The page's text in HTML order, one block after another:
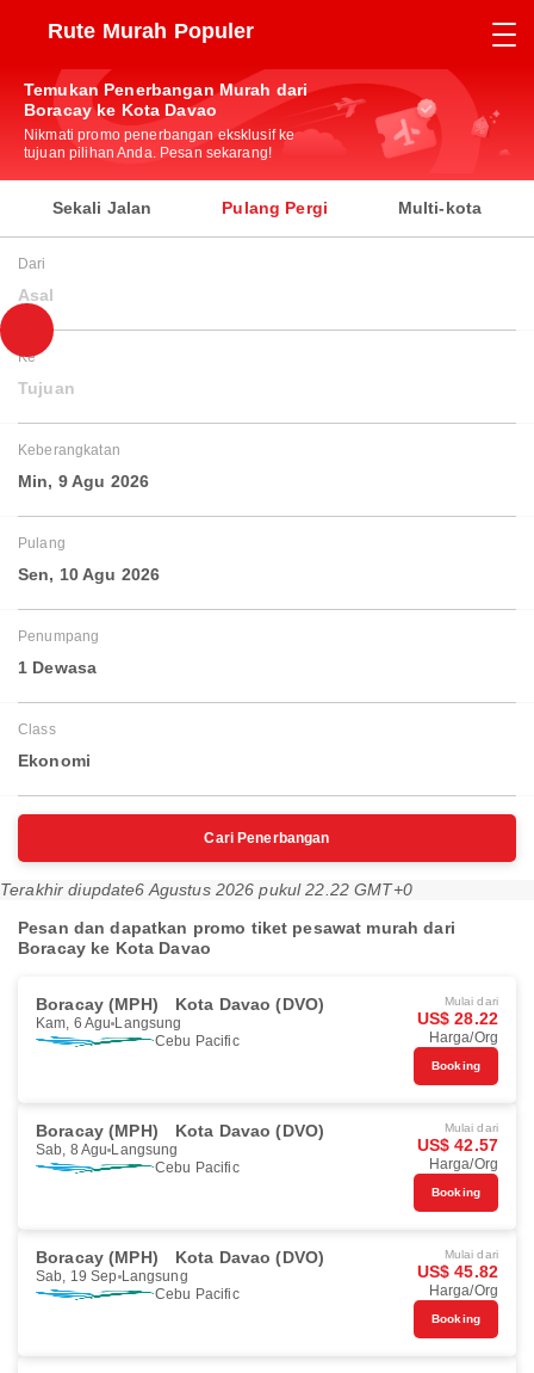
Rute Murah Populer
Temukan Penerbangan Murah dari
Boracay ke Kota Davao
Nikmati promo penerbangan eksklusif ke
tujuan pilihan Anda. Pesan sekarang!
Sekali Jalan Pulang Pergi Multi-kota
Dari
Asal
Ke
Tujuan
Keberangkatan
Min, 9 Agu 2026
Pulang
Sen, 10 Agu 2026
Penumpang
1 Dewasa
Class
Ekonomi
Cari Penerbangan
Terakhir diupdate6 Agustus 2026 pukul 22.22 GMT+0
Pesan dan dapatkan promo tiket pesawat murah dari
Boracay ke Kota Davao
Boracay (MPH) Kota Davao (DVO)
Kam, 6 Agu Langsung
Cebu Pacific
Mulai dari
US$ 28.22
Harga/Org
Booking
Boracay (MPH) Kota Davao (DVO)
Sab, 8 Agu Langsung
Cebu Pacific
Mulai dari
US$ 42.57
Harga/Org
Booking
Boracay (MPH) Kota Davao (DVO)
Sab, 19 Sep Langsung
Cebu Pacific
Mulai dari
US$ 45.82
Harga/Org
Booking